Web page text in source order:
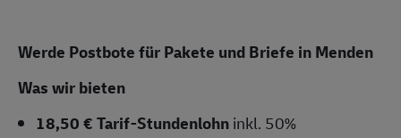
Werde Postbote für Pakete und Briefe in Menden
Was wir bieten
18,50 € Tarif-Stundenlohninkl. 50%